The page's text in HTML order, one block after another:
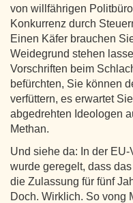
von willfährigen
Konkurrenz durch
Einen Käfer brauchen
Weidegrund stehen
Vorschriften beim
befürchten, Sie können
verfüttern, es erwartet
abgedrehten Ideologen
Methan.
Und siehe da: In der
wurde geregelt, dass
die Zulassung für fünf
Doch. Wirklich. So vong